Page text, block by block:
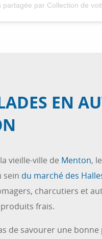
EN
vieille-ville de Menton,
sein du marché des
charcutiers et
frais.
de savourer une